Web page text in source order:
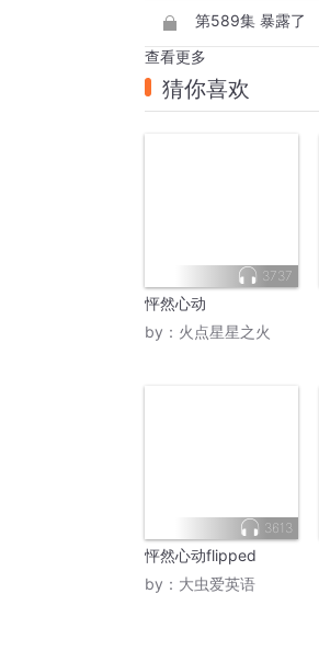
第589集 暴露了
查看更多
猜你喜欢
3737
怦然心动
by： 火点星星之火
3613
怦然心动flipped
by： 大虫爱英语